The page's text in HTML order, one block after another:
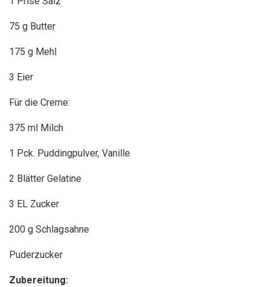
75 g Butter
175 g Mehl
3 Eier
Für die Creme:
375 ml Milch
1 Pck. Puddingpulver, Vanille
2 Blätter Gelatine
3 EL Zucker
200 g Schlagsahne
Puderzucker
Zubereitung: